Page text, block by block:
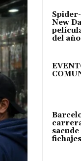
New
del año
fichajes